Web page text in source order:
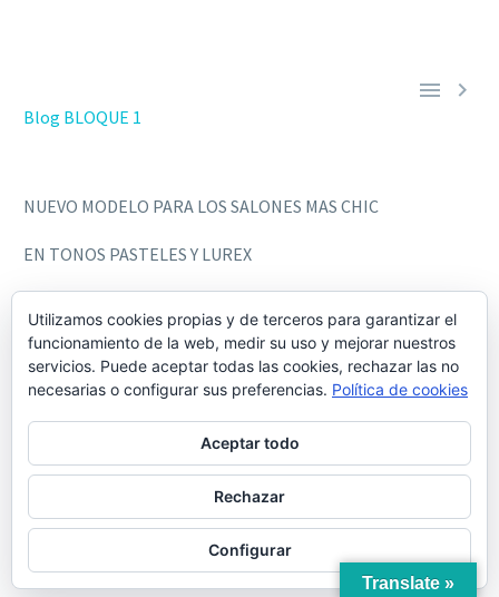
 
Blog BLOQUE 1
NUEVO MODELO PARA LOS SALONES MAS CHIC
EN TONOS PASTELES Y LUREX
Translate »
Utilizamos cookies propias y de terceros para garantizar el
funcionamiento de la web, medir su uso y mejorar nuestros
servicios. Puede aceptar todas las cookies, rechazar las no
necesarias o configurar sus preferencias. Política de cookies
Aceptar todo
Rechazar
Configurar